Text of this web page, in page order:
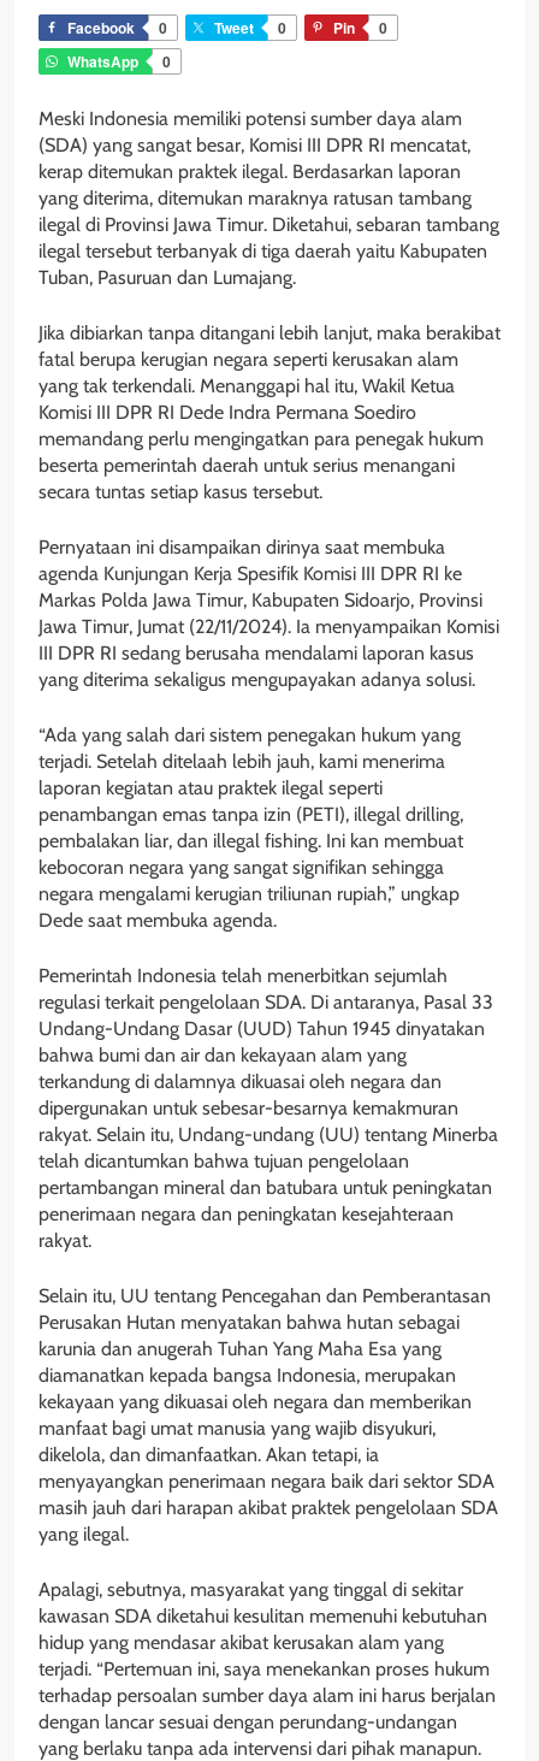
Facebook 0 Tweet 0 Pin
0
WhatsApp
0
Meski Indonesia memiliki potensi sumber daya alam
(SDA) yang sangat besar, Komisi III DPR RI mencatat,
kerap ditemukan praktek ilegal. Berdasarkan laporan
yang diterima, ditemukan maraknya ratusan tambang
ilegal di Provinsi Jawa Timur. Diketahui, sebaran tambang
ilegal tersebut terbanyak di tiga daerah yaitu Kabupaten
Tuban, Pasuruan dan Lumajang.
Jika dibiarkan tanpa ditangani lebih lanjut, maka berakibat
fatal berupa kerugian negara seperti kerusakan alam
yang tak terkendali. Menanggapi hal itu, Wakil Ketua
Komisi III DPR RI Dede Indra Permana Soediro
memandang perlu mengingatkan para penegak hukum
beserta pemerintah daerah untuk serius menangani
secara tuntas setiap kasus tersebut.
Pernyataan ini disampaikan dirinya saat membuka
agenda Kunjungan Kerja Spesifik Komisi III DPR RI ke
Markas Polda Jawa Timur, Kabupaten Sidoarjo, Provinsi
Jawa Timur, Jumat (22/11/2024). Ia menyampaikan Komisi
III DPR RI sedang berusaha mendalami laporan kasus
yang diterima sekaligus mengupayakan adanya solusi.
“Ada yang salah dari sistem penegakan hukum yang
terjadi. Setelah ditelaah lebih jauh, kami menerima
laporan kegiatan atau praktek ilegal seperti
penambangan emas tanpa izin (PETI), illegal drilling,
pembalakan liar, dan illegal fishing. Ini kan membuat
kebocoran negara yang sangat signifikan sehingga
negara mengalami kerugian triliunan rupiah,” ungkap
Dede saat membuka agenda.
Pemerintah Indonesia telah menerbitkan sejumlah
regulasi terkait pengelolaan SDA. Di antaranya, Pasal 33
Undang-Undang Dasar (UUD) Tahun 1945 dinyatakan
bahwa bumi dan air dan kekayaan alam yang
terkandung di dalamnya dikuasai oleh negara dan
dipergunakan untuk sebesar-besarnya kemakmuran
rakyat. Selain itu, Undang-undang (UU) tentang Minerba
telah dicantumkan bahwa tujuan pengelolaan
pertambangan mineral dan batubara untuk peningkatan
penerimaan negara dan peningkatan kesejahteraan
rakyat.
Selain itu, UU tentang Pencegahan dan Pemberantasan
Perusakan Hutan menyatakan bahwa hutan sebagai
karunia dan anugerah Tuhan Yang Maha Esa yang
diamanatkan kepada bangsa Indonesia, merupakan
kekayaan yang dikuasai oleh negara dan memberikan
manfaat bagi umat manusia yang wajib disyukuri,
dikelola, dan dimanfaatkan. Akan tetapi, ia
menyayangkan penerimaan negara baik dari sektor SDA
masih jauh dari harapan akibat praktek pengelolaan SDA
yang ilegal.
Apalagi, sebutnya, masyarakat yang tinggal di sekitar
kawasan SDA diketahui kesulitan memenuhi kebutuhan
hidup yang mendasar akibat kerusakan alam yang
terjadi. “Pertemuan ini, saya menekankan proses hukum
terhadap persoalan sumber daya alam ini harus berjalan
dengan lancar sesuai dengan perundang-undangan
yang berlaku tanpa ada intervensi dari pihak manapun.